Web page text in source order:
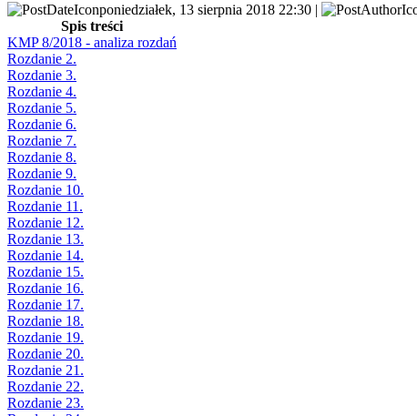
poniedziałek, 13 sierpnia 2018 22:30 |
Spis treści
KMP 8/2018 - analiza rozdań
Rozdanie 2.
Rozdanie 3.
Rozdanie 4.
Rozdanie 5.
Rozdanie 6.
Rozdanie 7.
Rozdanie 8.
Rozdanie 9.
Rozdanie 10.
Rozdanie 11.
Rozdanie 12.
Rozdanie 13.
Rozdanie 14.
Rozdanie 15.
Rozdanie 16.
Rozdanie 17.
Rozdanie 18.
Rozdanie 19.
Rozdanie 20.
Rozdanie 21.
Rozdanie 22.
Rozdanie 23.